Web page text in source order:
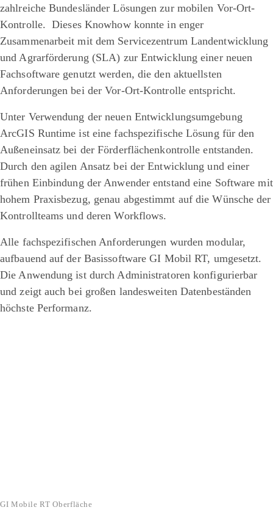
zahlreiche Bundesländer Lösungen zur mobilen Vor-Ort-
Kontrolle. Dieses Knowhow konnte in enger
Zusammenarbeit mit dem Servicezentrum Landentwicklung
und Agrarförderung (SLA) zur Entwicklung einer neuen
Fachsoftware genutzt werden, die den aktuellsten
Anforderungen bei der Vor-Ort-Kontrolle entspricht.
Unter Verwendung der neuen Entwicklungsumgebung
ArcGIS Runtime ist eine fachspezifische Lösung für den
Außeneinsatz bei der Förderflächenkontrolle entstanden.
Durch den agilen Ansatz bei der Entwicklung und einer
frühen Einbindung der Anwender entstand eine Software mit
hohem Praxisbezug, genau abgestimmt auf die Wünsche der
Kontrollteams und deren Workflows.
Alle fachspezifischen Anforderungen wurden modular,
aufbauend auf der Basissoftware GI Mobil RT, umgesetzt.
Die Anwendung ist durch Administratoren konfigurierbar
und zeigt auch bei großen landesweiten Datenbeständen
höchste Performanz.
GI Mobile RT Oberfläche